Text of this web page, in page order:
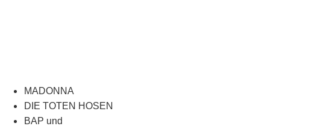
MADONNA
DIE TOTEN HOSEN
BAP und